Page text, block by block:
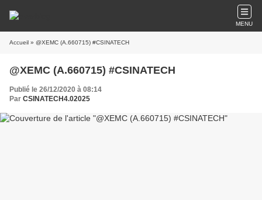
MENU
Accueil » @XEMC (A.660715) #CSINATECH
@XEMC (A.660715) #CSINATECH
Publié le 26/12/2020 à 08:14
Par CSINATECH4.02025